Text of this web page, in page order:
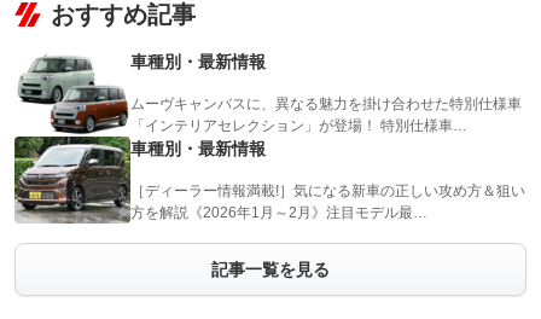
おすすめ記事
車種別・最新情報
ムーヴキャンバスに、異なる魅力を掛け合わせた特別仕様車
「インテリアセレクション」が登場！ 特別仕様車…
車種別・最新情報
［ディーラー情報満載!］気になる新車の正しい攻め方＆狙い
方を解説《2026年1月～2月》注目モデル最…
記事一覧を見る